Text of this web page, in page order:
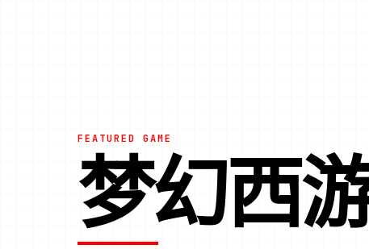
FEATURED GAME
梦幻西